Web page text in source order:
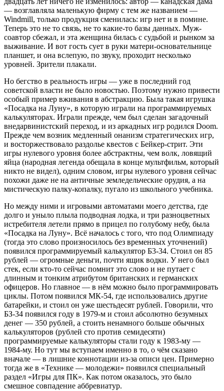
— возглавляла маленькую фирму с тем же названием —
Windmill, только продукция сменилась: игр нет и в помине.
Теперь это не то связь, не то какие-то базы данных. Муж-
соавтор сбежал, и эта женщина билась с судьбой и рынком за
выживание. И вот гость сует в руки матери-основательнице
планшет, и она вслепую, по звуку, проходит несколько
уровней. Зрители плакали.
Но бегство в реальность игры — уже в последний год
советской власти не было новостью. Поэтому нужно привести
особый пример вживания в абстракцию. Была такая игрушка
«Посадка на Луну», в которую играли на программируемых
калькуляторах. Играли прежде, чем был сделан загадочный
внедарвинистский переход, и из аркадных игр родился Doom.
Прежде чем возник медленный онанизм стратегических игр,
и восторжествовало раздолье квестов с Бейкер-стрит. Эти
игры нулевого уровня более абстрактны, чем волк, ловящий
яйца (народная легенда обещала в конце мультфильм, который
никто не видел), одним словом, игры нулевого уровня сейчас
похожи даже не на античные земледельческие орудия, а на
мистическую палку-копалку, пугало из школьного учебника.
Но между ними и игровыми автоматами моего детства, где
долго и уныло плыла подводная лодка, и три разноцветных
истребителя летели прямо в прицел по голубому небу, была
«Посадка на Луну». Всё началось с того, что под Олимпиаду
(тогда это слово произносилось без временных уточнений)
появился программируемый калькулятор Б3-34. Стоил он 85
рублей — огромные деньги, почти ящик водки. У него был
стек, если кто-то сейчас помнит это слово и не путает с
длинным и тонким атрибутом британских и германских
офицеров. Но главное — в нём можно было программировать
циклы. Потом появился МК-54, где использовались другие
батарейки, и стоил он уже шестьдесят рублей. Говорили, что
БЗ-34 появился году в 1979-м и стоил абсолютно безумных
денег — 350 рублей, а стоить ненамного больше обычных
калькуляторов (рублей сто против семидесяти)
программируемые калькуляторы стали году к 1983-му —
1984-му. Но тут мы вступаем именно в то, о чём сказано
вначале — в лишние коннотации из-за описи цен. Примерно
тогда же в «Технике — молодежи» появился специальный
раздел «Игры для ПК». Как потом оказалось, это было
смешное совпадение аббревиатур.